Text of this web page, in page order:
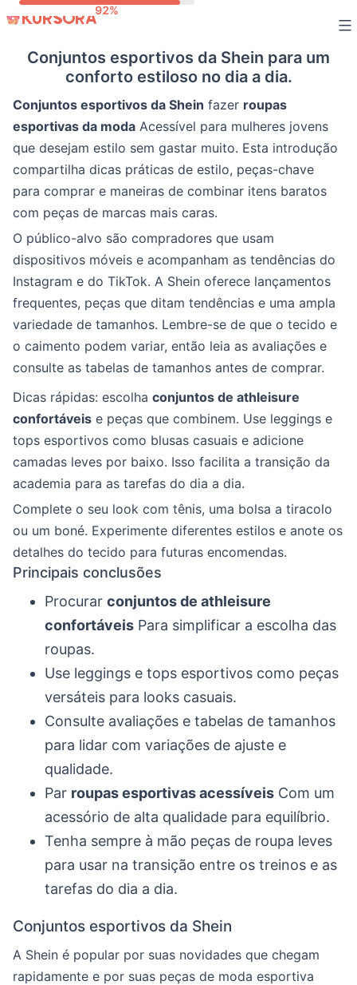
Conjuntos esportivos da Shein para um
conforto estiloso no dia a dia.
Conjuntos esportivos da Shein fazer roupas
esportivas da moda Acessível para mulheres jovens
que desejam estilo sem gastar muito. Esta introdução
compartilha dicas práticas de estilo, peças-chave
para comprar e maneiras de combinar itens baratos
com peças de marcas mais caras.
O público-alvo são compradores que usam
dispositivos móveis e acompanham as tendências do
Instagram e do TikTok. A Shein oferece lançamentos
frequentes, peças que ditam tendências e uma ampla
variedade de tamanhos. Lembre-se de que o tecido e
o caimento podem variar, então leia as avaliações e
consulte as tabelas de tamanhos antes de comprar.
Dicas rápidas: escolha conjuntos de athleisure
confortáveis e peças que combinem. Use leggings e
tops esportivos como blusas casuais e adicione
camadas leves por baixo. Isso facilita a transição da
academia para as tarefas do dia a dia.
Complete o seu look com tênis, uma bolsa a tiracolo
ou um boné. Experimente diferentes estilos e anote os
detalhes do tecido para futuras encomendas.
Principais conclusões
Procurar conjuntos de athleisure
confortáveis Para simplificar a escolha das
roupas.
Use leggings e tops esportivos como peças
versáteis para looks casuais.
Consulte avaliações e tabelas de tamanhos
para lidar com variações de ajuste e
qualidade.
Par roupas esportivas acessíveis Com um
acessório de alta qualidade para equilíbrio.
Tenha sempre à mão peças de roupa leves
para usar na transição entre os treinos e as
tarefas do dia a dia.
Conjuntos esportivos da Shein
A Shein é popular por suas novidades que chegam
rapidamente e por suas peças de moda esportiva